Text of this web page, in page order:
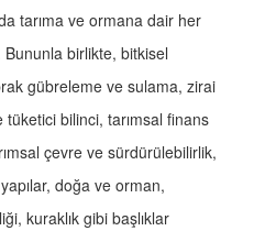
tarıma ve ormana dair her
Bununla birlikte, bitkisel
gübreleme ve sulama, zirai
bilinci, tarımsal finans
çevre ve sürdürülebilirlik,
doğa ve orman,
kuraklık gibi başlıklar